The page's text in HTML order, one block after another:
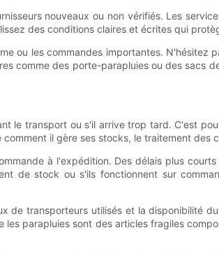
nouveaux ou non vérifiés. Les
des conditions claires et écrites qui
ou les commandes importantes.
comme des porte-parapluies ou des sacs
le transport ou s'il arrive trop tard. C'est
il gère ses stocks, le traitement des
à l'expédition. Des délais plus
de stock ou s'ils fonctionnent sur
de transporteurs utilisés et la disponibilité
parapluies sont des articles fragiles